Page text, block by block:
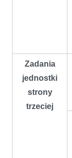
Zadania
jednostki
strony
trzeciej